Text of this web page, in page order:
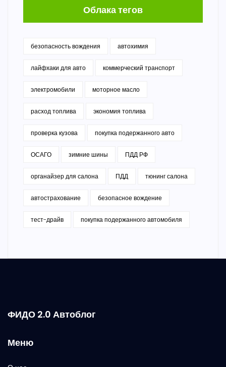
Облака тегов
безопасность вождения автохимия
лайфхаки для авто коммерческий транспорт
электромобили моторное масло
расход топлива экономия топлива
проверка кузова покупка подержанного авто
ОСАГО зимние шины ПДД РФ
органайзер для салона ПДД тюнинг салона
автострахование безопасное вождение
тест-драйв покупка подержанного автомобиля
ФИДО 2.0 Автоблог
Меню